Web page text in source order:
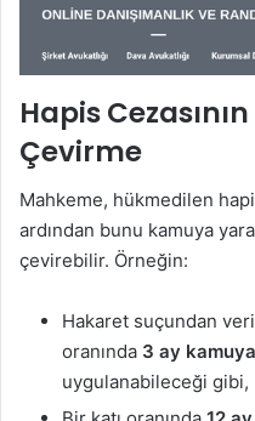
Hapis
Çevirme
Mahkeme, hükmedilen
ardından bunu kamuya
çevirebilir. Örneğin:
Hakaret suçundan
oranında 3 ay
uygulanabileceği gibi,